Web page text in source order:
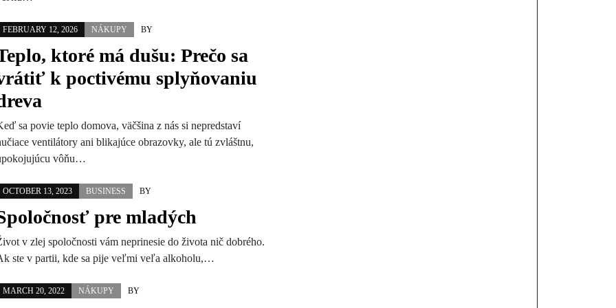
FEBRUARY 12, 2026 NÁKUPY BY
ktoré má dušu: Prečo sa
k poctivému splyňovaniu
sa povie teplo domova, väčšina z nás si nepredstaví
ventilátory ani blikajúce obrazovky, ale tú zvláštnu,
vôňu…
OCTOBER 13, 2023 BUSINESS BY
pre mladých
v zlej spoločnosti vám neprinesie do života nič dobrého.
ste v partii, kde sa pije veľmi veľa alkoholu,…
MARCH 20, 2022 NÁKUPY BY